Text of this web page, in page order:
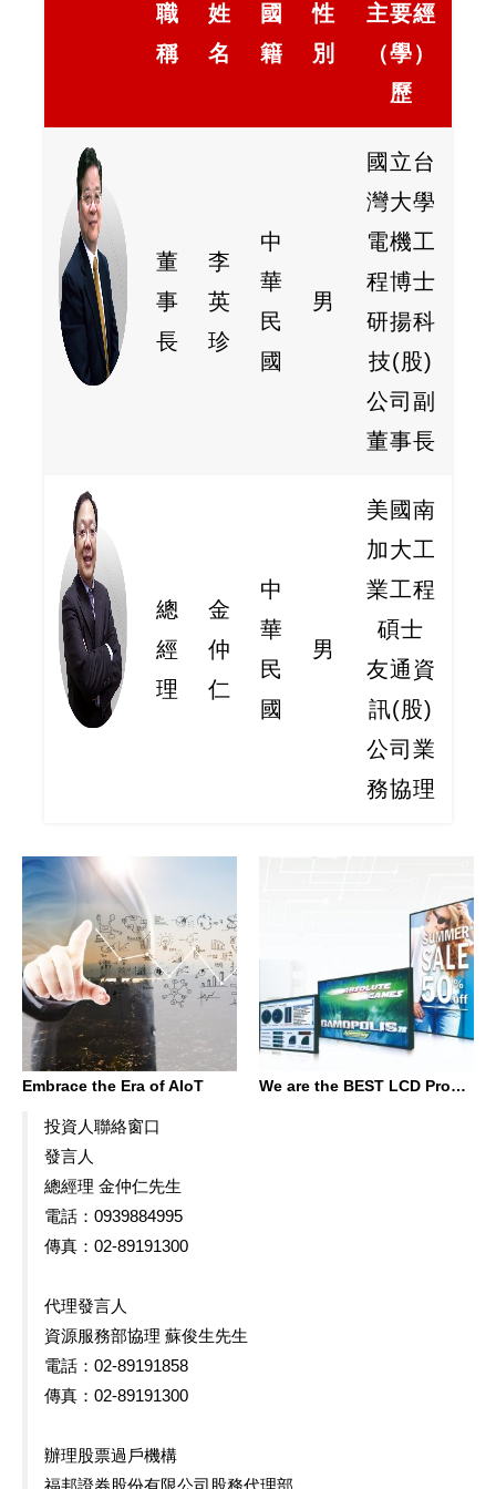
職
稱
姓
名
國
籍
性
別
主要經
（學）
歷
董
事
長
李
英
珍
中
華
民
國
男
國立台
灣大學
電機工
程博士
研揚科
技(股)
公司副
董事長
總
經
理
金
仲
仁
中
華
民
國
男
美國南
加大工
業工程
碩士
友通資
訊(股)
公司業
務協理
Embrace the Era of AIoT We are the BEST LCD Provider
投資人聯絡窗口
發言人
總經理 金仲仁先生
電話：0939884995
傳真：02-89191300
代理發言人
資源服務部協理 蘇俊生先生
電話：02-89191858
傳真：02-89191300
辦理股票過戶機構
福邦證券股份有限公司股務代理部